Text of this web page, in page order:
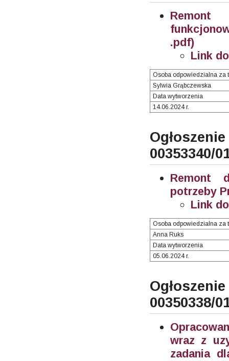
Remont
.pdf)
Link
Osoba odpowiedzialna za
Sylwia Grąbczewska
Data wytworzenia
14.06.2024 r.
00353340/
Remont
potrzeby
Link
Osoba odpowiedzialna za
Anna Ruks
Data wytworzenia
05.06.2024 r.
00350338/
wraz z
zadania